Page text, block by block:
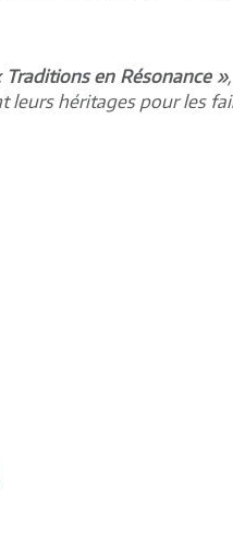
Traditions en Résonance »
leurs héritages pour les